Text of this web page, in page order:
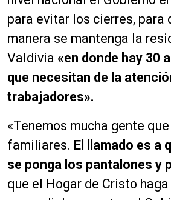
para evitar los cierres, para
manera se mantenga la
Valdivia «en donde hay 30
que necesitan de la
trabajadores».
«Tenemos mucha gente
familiares. El llamado es a
se ponga los pantalones y
que el Hogar de Cristo